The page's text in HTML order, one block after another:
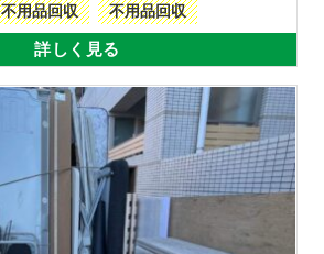
不用品回収 不用品回収
詳しく見る